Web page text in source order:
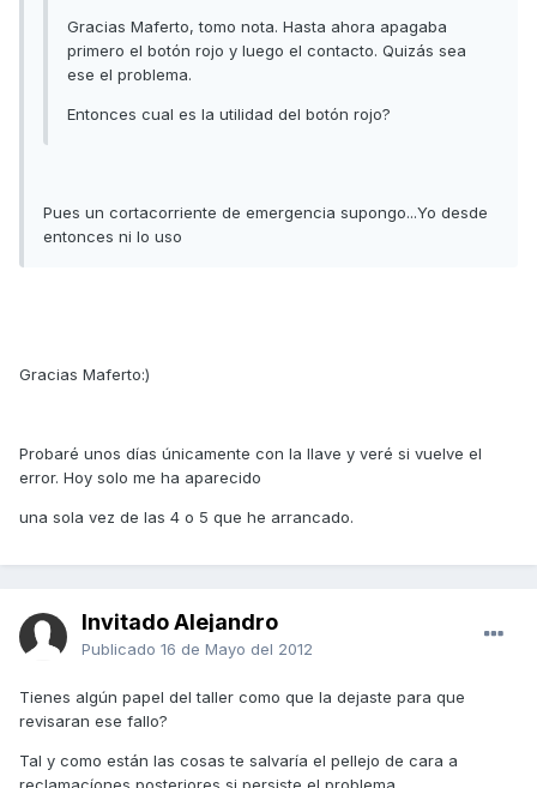
Gracias Maferto, tomo nota. Hasta ahora apagaba
primero el botón rojo y luego el contacto. Quizás sea
ese el problema.
Entonces cual es la utilidad del botón rojo?
Pues un cortacorriente de emergencia supongo...Yo desde
entonces ni lo uso
Gracias Maferto:)
Probaré unos días únicamente con la llave y veré si vuelve el
error. Hoy solo me ha aparecido
una sola vez de las 4 o 5 que he arrancado.
Invitado Alejandro
Publicado 16 de Mayo del 2012
Tienes algún papel del taller como que la dejaste para que
revisaran ese fallo?
Tal y como están las cosas te salvaría el pellejo de cara a